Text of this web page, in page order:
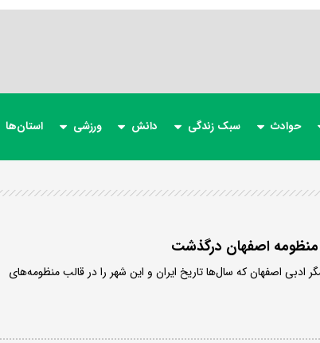
حوادث سبک زندگی دانش ورزشی استان‌ها
منظومه اصفهان درگذشت
ادبی اصفهان که سال‌ها تاریخ ایران و این شهر را در قالب منظومه‌های